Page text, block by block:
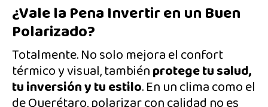
¿Vale la Pena Invertir en un Buen
Polarizado?
Totalmente. No solo mejora el confort
térmico y visual, tambiénprotege tu salud,
tu inversión y tu estilo. En un clima como el